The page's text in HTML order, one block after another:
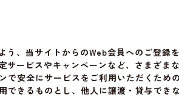
、当サイトからのWeb会員へのご登録
ービスやキャンペーンなど、さまざま
安全にサービスをご利用いただくため
きるものとし、他人に譲渡・貸与できな